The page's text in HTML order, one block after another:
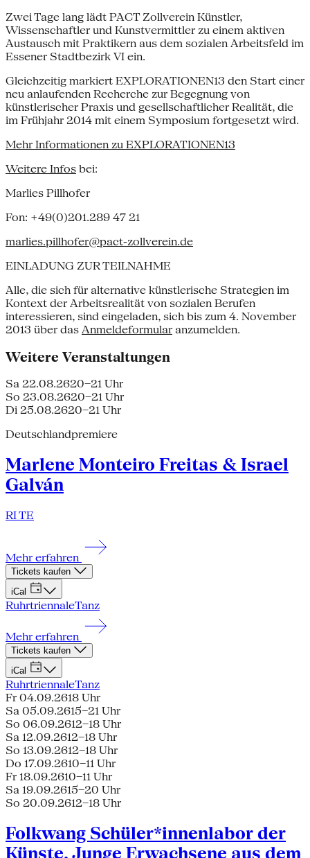
Zwei Tage lang lädt PACT Zollverein Künstler,
Wissenschaftler und Kunstvermittler zu einem aktiven
Austausch mit Praktikern aus dem sozialen Arbeitsfeld im
Essener Stadtbezirk VI ein.
Gleichzeitig markiert EXPLORATIONEN13 den Start einer
neu anlaufenden Recherche zur Begegnung von
künstlerischer Praxis und gesellschaftlicher Realität, die
im Frühjahr 2014 mit einem Symposium fortgesetzt wird.
Mehr Informationen zu EXPLORATIONEN13
Weitere Infos bei:
Marlies Pillhofer
Fon: +49(0)201.289 47 21
marlies.pillhofer@pact-zollverein.de
EINLADUNG ZUR TEILNAHME
Alle, die sich für alternative künstlerische Strategien im
Kontext der Arbeitsrealität von sozialen Berufen
interessieren, sind eingeladen, sich bis zum 4. November
2013 über das Anmeldeformular an­zu­melden.
Weitere Veranstaltungen
Sa 22.08.2620–21 Uhr
So 23.08.2620–21 Uhr
Di 25.08.2620–21 Uhr
Deutschlandpremiere
Marlene Monteiro Freitas & Israel
Galván
RI TE
Mehr erfahren
Tickets kaufen
iCal
RuhrtriennaleTanz
Mehr erfahren
Tickets kaufen
iCal
RuhrtriennaleTanz
Fr 04.09.2618 Uhr
Sa 05.09.2615–21 Uhr
So 06.09.2612–18 Uhr
Sa 12.09.2612–18 Uhr
So 13.09.2612–18 Uhr
Do 17.09.2610–11 Uhr
Fr 18.09.2610–11 Uhr
Sa 19.09.2615–20 Uhr
So 20.09.2612–18 Uhr
Folkwang Schüler*innenlabor der
Künste, Junge Erwachsene aus dem